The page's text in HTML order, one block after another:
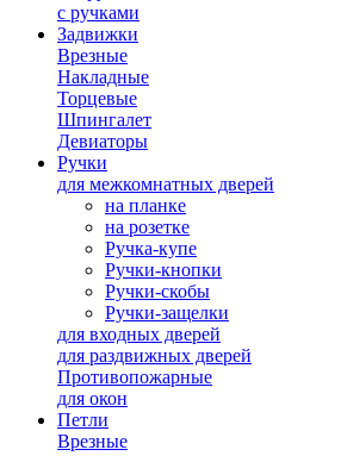
с ручками
Задвижки
Врезные
Накладные
Торцевые
Шпингалет
Девиаторы
Ручки
для межкомнатных дверей
на планке
на розетке
Ручка-купе
Ручки-кнопки
Ручки-скобы
Ручки-защелки
для входных дверей
для раздвижных дверей
Противопожарные
для окон
Петли
Врезные